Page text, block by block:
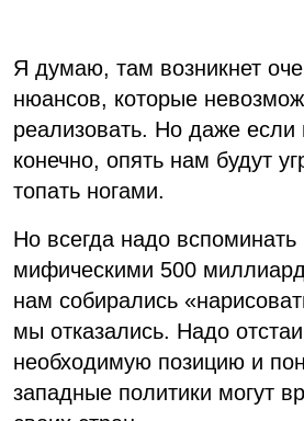
Я думаю, там возникнет
нюансов, которые
реализовать. Но даже если
конечно, опять нам будут
топать ногами.
Но всегда надо вспоминать
мифическими 500
нам собирались
мы отказались. Надо
необходимую позицию и
западные политики могут